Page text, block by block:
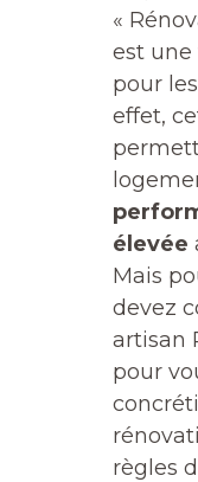
«
est
pour
effet,
élevée
Mais
devez
artisan
pour
règles